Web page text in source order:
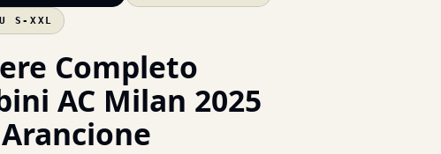
S-XXL
Completo
AC Milan 2025